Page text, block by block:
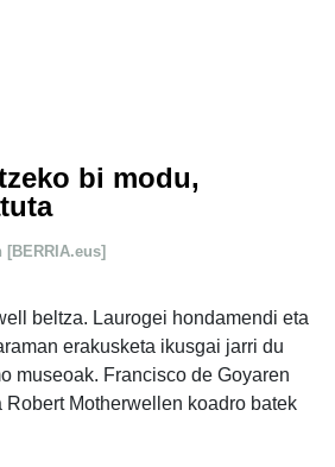
bi modu,
[BERRIA.eus]
beltza. Laurogei hondamendi eta
erakusketa ikusgai jarri du
museoak. Francisco de Goyaren
Robert Motherwellen koadro batek